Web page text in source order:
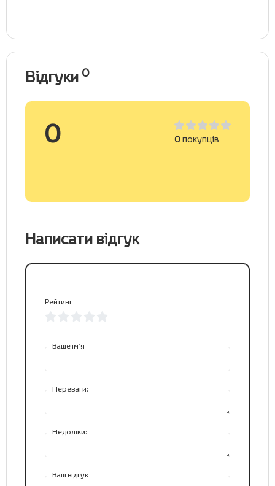
Відгуки 0
0 0покупців
Написати відгук
Рейтинг
Ваше ім’я
Переваги:
Недоліки:
Ваш відгук